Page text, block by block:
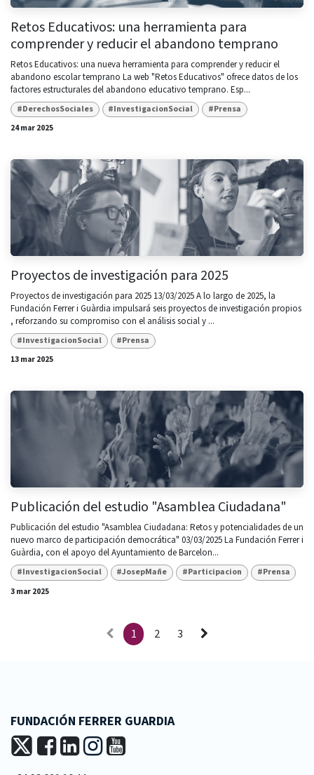
Retos Educativos: una herramienta para
comprender y reducir el abandono temprano
Retos Educativos: una nueva herramienta para comprender y reducir el
abandono escolar temprano La web "Retos Educativos" ofrece datos de los
factores estructurales del abandono educativo temprano. Esp...
#DerechosSociales #InvestigacionSocial
#Prensa
24 mar 2025
Proyectos de investigación para 2025
Proyectos de investigación para 2025 13/03/2025 A lo largo de 2025, la
Fundación Ferrer i Guàrdia impulsará seis proyectos de investigación propios
, reforzando su compromiso con el análisis social y ...
#InvestigacionSocial
#Prensa
13 mar 2025
Publicación del estudio "Asamblea Ciudadana"
Publicación del estudio "Asamblea Ciudadana: Retos y potencialidades de un
nuevo marco de participación democrática" 03/03/2025 La Fundación Ferrer i
Guàrdia, con el apoyo del Ayuntamiento de Barcelon...
#InvestigacionSocial #JosepMañe #Participacion
#Prensa
3 mar 2025
1 2 3
FUNDACIÓN FERRER GUARDIA